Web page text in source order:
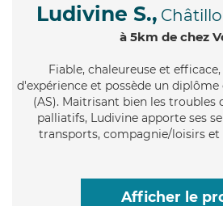
Ludivine S.,
à 5km de chez
Fiable, chaleureuse et
d'expérience et possède un
(AS). Maitrisant bien les troubles
palliatifs, Ludivine apporte ses
transports, compagnie/loisirs
Afficher le